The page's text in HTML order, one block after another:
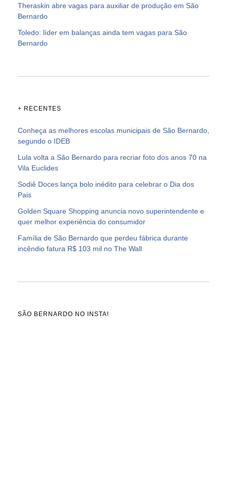
Theraskin abre vagas para auxiliar de produção em São
Bernardo
Toledo: líder em balanças ainda tem vagas para São
Bernardo
+ RECENTES
Conheça as melhores escolas municipais de São Bernardo,
segundo o IDEB
Lula volta a São Bernardo para recriar foto dos anos 70 na
Vila Euclides
Sodiê Doces lança bolo inédito para celebrar o Dia dos
Pais
Golden Square Shopping anuncia novo superintendente e
quer melhor experiência do consumidor
Família de São Bernardo que perdeu fábrica durante
incêndio fatura R$ 103 mil no The Wall
SÃO BERNARDO NO INSTA!